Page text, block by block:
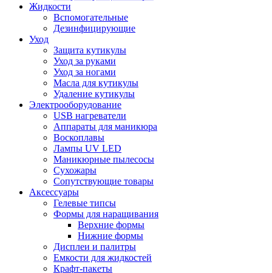
Жидкости
Вспомогательные
Дезинфицирующие
Уход
Защита кутикулы
Уход за руками
Уход за ногами
Масла для кутикулы
Удаление кутикулы
Электрооборудование
USB нагреватели
Аппараты для маникюра
Воскоплавы
Лампы UV LED
Маникюрные пылесосы
Сухожары
Сопутствующие товары
Аксессуары
Гелевые типсы
Формы для наращивания
Верхние формы
Нижние формы
Дисплеи и палитры
Емкости для жидкостей
Крафт-пакеты